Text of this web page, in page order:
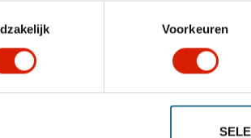
Voorkeuren